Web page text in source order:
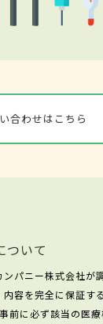
合わせはこちら
ついて
パニー株式会社が
容を完全に保証す
に必ず該当の医療